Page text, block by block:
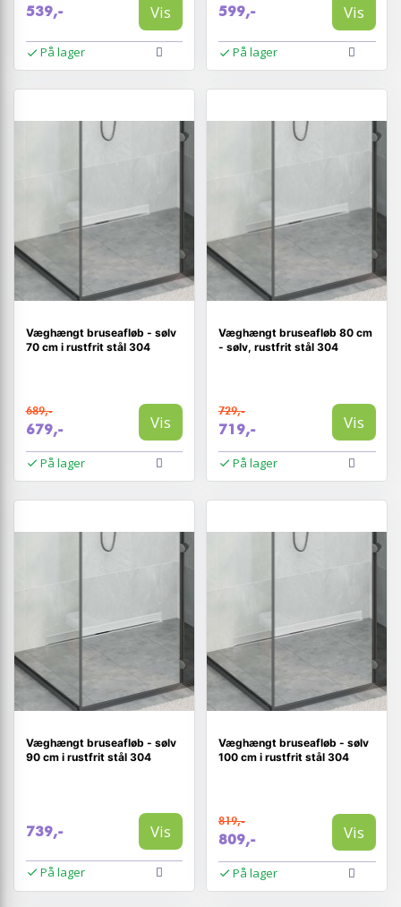
539,- Vis
På lager
599,- Vis
På lager
Væghængt bruseafløb - sølv
70 cm i rustfrit stål 304
689,-
679,- Vis
På lager
Væghængt bruseafløb 80 cm
- sølv, rustfrit stål 304
729,-
719,- Vis
På lager
Væghængt bruseafløb - sølv
90 cm i rustfrit stål 304
739,- Vis
På lager
Væghængt bruseafløb - sølv
100 cm i rustfrit stål 304
819,-
809,- Vis
På lager